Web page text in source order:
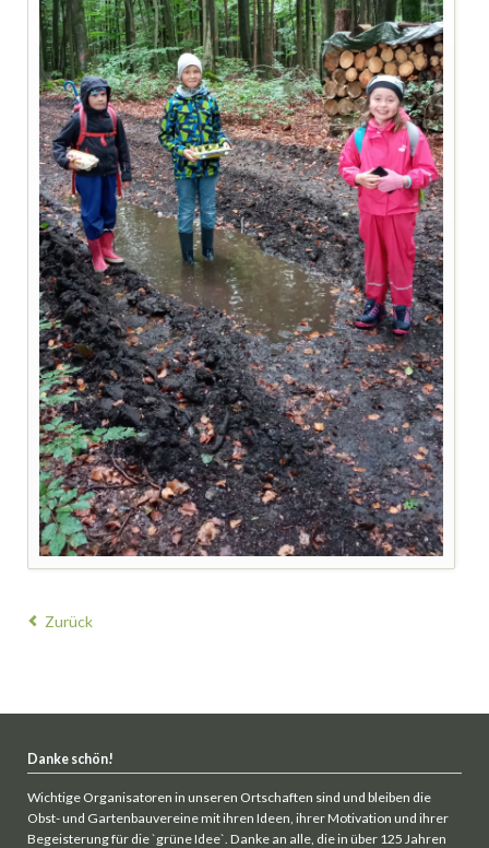
Zurück
Danke schön!
Wichtige Organisatoren in unseren Ortschaften sind und bleiben die
Obst- und Gartenbauvereine mit ihren Ideen, ihrer Motivation und ihrer
Begeisterung für die `grüne Idee`. Danke an alle, die in über 125 Jahren